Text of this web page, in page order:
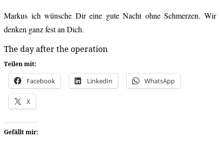
Markus ich wünsche Dir eine gute Nacht ohne Schmerzen. Wir
denken ganz fest an Dich.
The day after the operation
Teilen mit:
Facebook LinkedIn WhatsApp
X
Gefällt mir: